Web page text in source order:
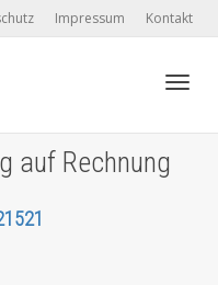
Impressum Kontakt
auf Rechnung